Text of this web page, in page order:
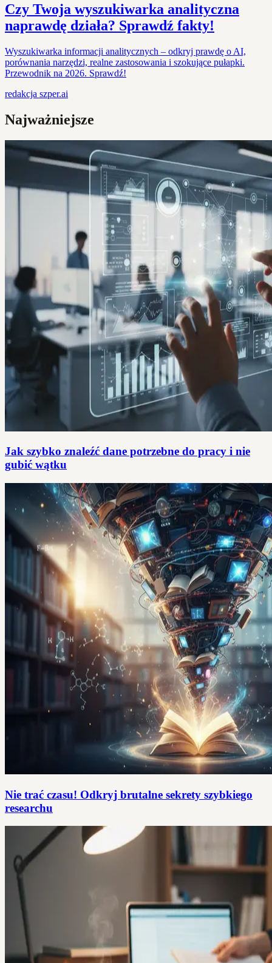
Czy Twoja wyszukiwarka analityczna
naprawdę działa? Sprawdź fakty!
Wyszukiwarka informacji analitycznych – odkryj prawdę o AI,
porównania narzędzi, realne zastosowania i szokujące pułapki.
Przewodnik na 2026. Sprawdź!
redakcja szper.ai
Najważniejsze
Jak szybko znaleźć dane potrzebne do pracy i nie
gubić wątku
Nie trać czasu! Odkryj brutalne sekrety szybkiego
researchu